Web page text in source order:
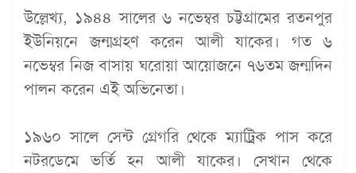
উল্লেখ্য, ১৯৪৪ সালের ৬ নভেম্বর চট্টগ্রামের রতনপুর
ইউনিয়নে জন্মগ্রহণ করেন আলী যাকের। গত ৬
নভেম্বর নিজ বাসায় ঘরোয়া আয়োজনে ৭৬তম জন্মদিন
পালন করেন এই অভিনেতা।
১৯৬০ সালে সেন্ট গ্রেগরি থেকে ম্যাট্রিক পাস করে
নটরডেমে ভর্তি হন আলী যাকের। সেখান থেকে